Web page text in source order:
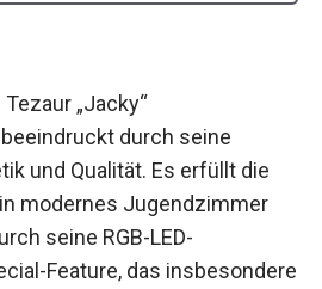
„Jacky“
durch seine
und Qualität. Es erfüllt die
modernes Jugendzimmer
seine RGB-LED-
Feature, das insbesondere